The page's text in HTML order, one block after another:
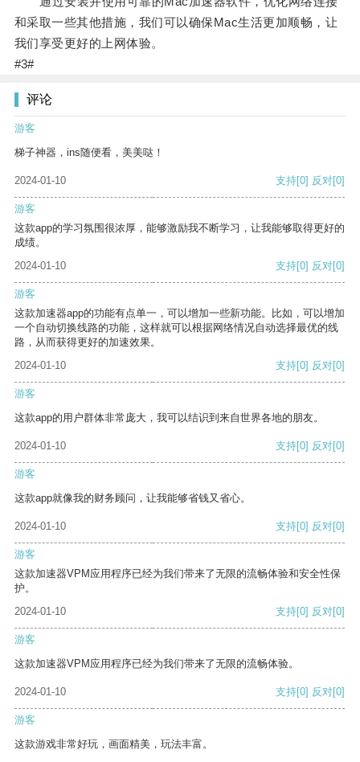
和采取一些其他措施，我们可以确保Mac生活更加顺畅，让
我们享受更好的上网体验。
#3#
评论
游客
梯子神器，ins随便看，美美哒！
2024-01-10 支持[0] 反对[0]
游客
这款app的学习氛围很浓厚，能够激励我不断学习，让我能够取得更好的
成绩。
2024-01-10
支持[0] 反对[0]
游客
这款加速器app的功能有点单一，可以增加一些新功能。比如，可以增加
一个自动切换线路的功能，这样就可以根据网络情况自动选择最优的线
路，从而获得更好的加速效果。
2024-01-10
支持[0] 反对[0]
游客
这款app的用户群体非常庞大，我可以结识到来自世界各地的朋友。
2024-01-10 支持[0] 反对[0]
游客
这款app就像我的财务顾问，让我能够省钱又省心。
2024-01-10 支持[0] 反对[0]
游客
这款加速器VPM应用程序已经为我们带来了无限的流畅体验和安全性保
护。
2024-01-10
支持[0] 反对[0]
游客
这款加速器VPM应用程序已经为我们带来了无限的流畅体验。
2024-01-10 支持[0] 反对[0]
游客
这款游戏非常好玩，画面精美，玩法丰富。